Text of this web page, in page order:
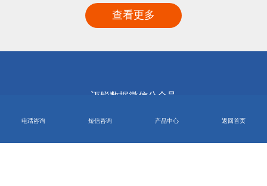
查看更多
迈锐数据微信公众号
版权所有：迈锐数据（北京）有限公司
电话咨询 短信咨询 产品中心 返回首页